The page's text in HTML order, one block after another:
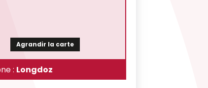
Agrandir la carte
: Longdoz